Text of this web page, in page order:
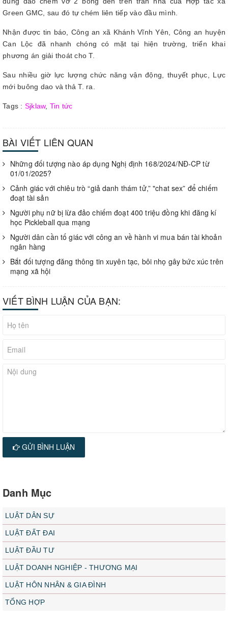
Green GMC, sau đó tự chém liên tiếp vào đầu mình.
Nhận được tin báo, Công an xã Khánh Vĩnh Yên, Công an huyện
Can Lộc đã nhanh chóng có mặt tại hiện trường, triển khai
phương án giải thoát cho T.
Sau nhiều giờ lực lượng chức năng vận động, thuyết phục, Lực
mới buông dao và thả T. ra.
Tags : Sjklaw, Tin tức
BÀI VIẾT LIÊN QUAN
Những đối tượng nào áp dụng Nghị định 168/2024/NĐ-CP từ
01/01/2025?
Cảnh giác với chiêu trò “giả danh thám tử,” "chat sex” để chiếm
đoạt tài sản
Người phụ nữ bị lừa đảo chiếm đoạt 400 triệu đồng khi đăng kí
học Pickleball qua mạng
Người dân cần tố giác với công an về hành vi mua bán tài khoản
ngân hàng
Bắt đối tượng đăng thông tin xuyên tạc, bôi nhọ gây bức xúc trên
mạng xã hội
VIẾT BÌNH LUẬN CỦA BẠN:
GỬI BÌNH LUẬN
Danh Mục
LUẬT DÂN SỰ
LUẬT ĐẤT ĐAI
LUẬT ĐẦU TƯ
LUẬT DOANH NGHIỆP - THƯƠNG MẠI
LUẬT HÔN NHÂN & GIA ĐÌNH
TỔNG HỢP